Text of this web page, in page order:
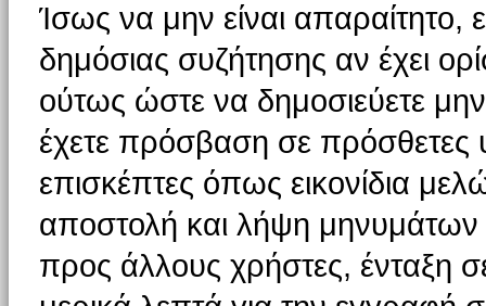
Ίσως να μην είναι απαραίτητο,
δημόσιας συζήτησης αν έχει
ούτως ώστε να δημοσιεύετε
έχετε πρόσβαση σε πρόσθετες
επισκέπτες όπως εικονίδια
αποστολή και λήψη μηνυμάτων
προς άλλους χρήστες, ένταξη